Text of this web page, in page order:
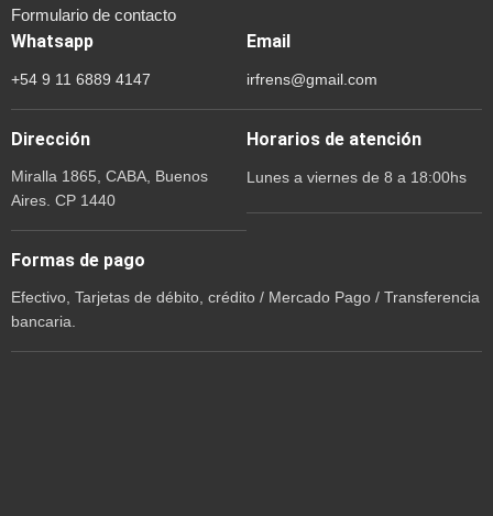
Formulario de contacto
Whatsapp
+54 9 11 6889 4147
Email
irfrens@gmail.com
Dirección
Miralla 1865, CABA, Buenos
Aires. CP 1440
Horarios de atención
Lunes a viernes de 8 a 18:00hs
Formas de pago
Efectivo, Tarjetas de débito, crédito / Mercado Pago / Transferencia
bancaria.